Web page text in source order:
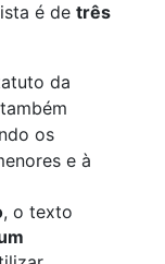
é de três
da
os
e à
, o texto